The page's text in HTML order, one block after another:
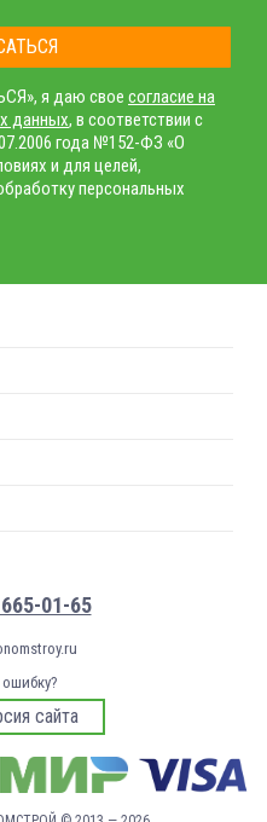
я даю свое согласие на
данных, в соответствии с
года №152-ФЗ «О
и для целей,
персональных
01-65
сайта